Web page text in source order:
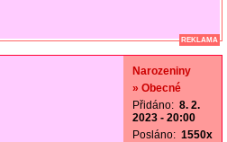
REKLAMA
Narozeniny
» Obecné
Přidáno: 8. 2.
2023 - 20:00
Posláno: 1550x